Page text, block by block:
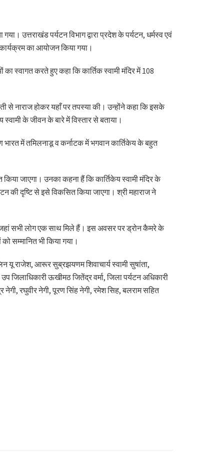
उत्तराखंड पर्यटन विभाग द्वारा प्रदेश के पर्यटन, धर्मस्व एवं
का आयोजन किया गया।
स्वागत करते हुए कहा कि कार्तिक स्वामी मंदिर में 108
से नाराज होकर यहाँ पर तपस्या की। उन्होंने कहा कि इसके
के जीवन के बारे में विस्तार से बताया।
भारत में तमिलनाडू व कर्नाटक में भगवान कार्तिकेय के बहुत
जाएगा। उनका कहना हैं कि कार्तिकेय स्वामी मंदिर के
की दृष्टि से इसे विकसित किया जाएगा। श्री महाराज ने
जहां सभी लोग एक साथ मिले हैं। इस अवसर पर ड्रोन कैमरे के
सम्मानित भी किया गया।
यू राजेश, आरूर सुब्रझयणम शिवाचार्य स्वामी सुषांता,
ऊखीमठ जितेंद्र वर्मा, जिला पर्यटन अधिकारी
नेगी, रघुवीर नेगी, पूरण सिंह नेगी, रमेश सिह, बलराम सहित